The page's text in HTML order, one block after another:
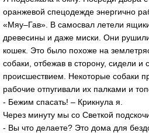
оранжевой спецодежде энергично
«Мяу–Гав». В самосвал летели
древесины и даже миски. Они
кошек. Это было похоже на
собаки, отбежав в сторону, сидели и
происшествием. Некоторые собаки
рабочие отпугивали их палками и
- Бежим спасать! – Крикнула я.
Через минуту мы со Светкой
- Вы что делаете? Это дома для